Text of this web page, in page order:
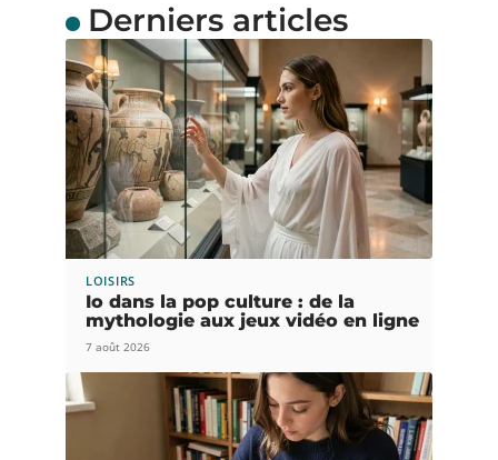
Derniers articles
LOISIRS
Io dans la pop culture : de la
mythologie aux jeux vidéo en ligne
7 août 2026